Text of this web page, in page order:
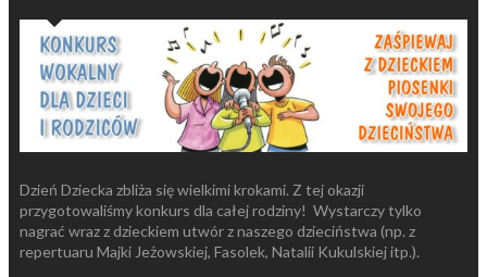
Dzień Dziecka zbliża się wielkimi krokami. Z tej okazji
przygotowaliśmy konkurs dla całej rodziny! Wystarczy tylko
nagrać wraz z dzieckiem utwór z naszego dzieciństwa (np. z
repertuaru Majki Jeżowskiej, Fasolek, Natalii Kukulskiej itp.).